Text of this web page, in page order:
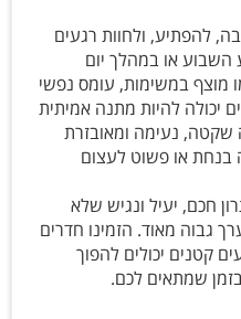
להפתיע, ולחוות רגעים
השבוע או במהלך יום
מוצף במשימות, עומס נפשי
יכולה להיות מתנה אמיתית
שקטה, נעימה ומאובזרת
או פשוט לעצום
חכם, יעיל ונגיש שלא
גבוה מאוד. הזמינו חדרים
קטנים יכולים להפוך
שמתאים לכם.